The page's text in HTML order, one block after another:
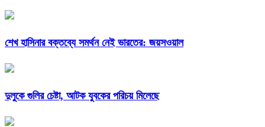
শেখ হাসিনার বক্তব্যে সমর্থন নেই ভারতের: জয়সওয়াল
দুলুকে গুলির চেষ্টা, আটক যুবকের পরিচয় মিলেছে